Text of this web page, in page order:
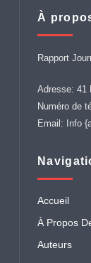
À
Rapport
Adresse: 41
Numéro de
Email: Info
Accueil
À Propos
Auteurs